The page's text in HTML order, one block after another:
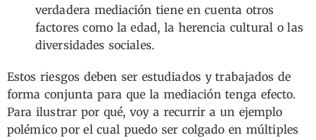
verdadera mediación tiene en cuenta otros
factores como la edad, la herencia cultural o las
diversidades sociales.
Estos riesgos deben ser estudiados y trabajados de
forma conjunta para que la mediación tenga efecto.
Para ilustrar por qué, voy a recurrir a un ejemplo
polémico por el cual puedo ser colgado en múltiples